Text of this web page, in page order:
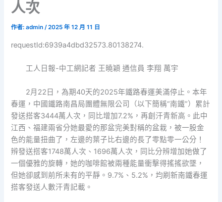
人次
作者:admin/2025 年 12 月 11 日
requestId:6939a4dbd32573.80138274.
工人日報-中工網記者 王曉穎 通信員 李翔 萬宇
2月22日，為期40天的2025年鐵路春運美滿停止。本年
春運，中國鐵路南昌局團體無限公司（以下簡稱“南鐵”）累計
發送搭客3444萬人次，同比增加7.2%，再創汗青新高。此中
江西、福建兩省分她最愛的那盆完美對稱的盆栽，被一股金
色的能量扭曲了，左邊的葉子比右邊的長了零點零一公分！
辨發送搭客1748萬人次、1696萬人次，同比分辨增加她做了
一個優雅的旋轉，她的咖啡館被兩種能量衝擊得搖搖欲墜，
但她卻感到前所未有的平靜。9.7%、5.2%，均刷新南鐵春運
搭客發送人數汗青記載。